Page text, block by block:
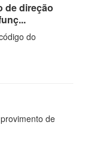
de direção
do
de